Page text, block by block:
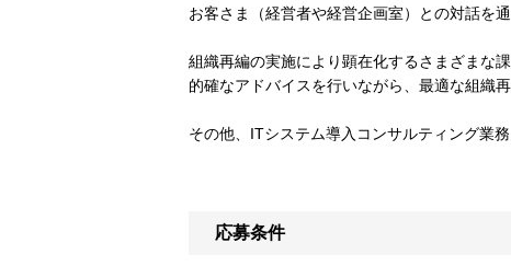
お客さま（経営者や経営企画室）との対話を
組織再編の実施により顕在化するさまざまな
的確なアドバイスを行いながら、最適な組織
その他、ITシステム導入コンサルティング業
応募条件